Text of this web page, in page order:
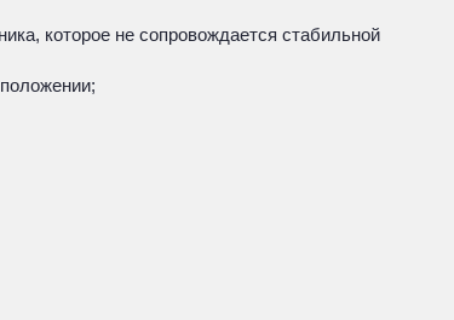
которое не сопровождается стабильной